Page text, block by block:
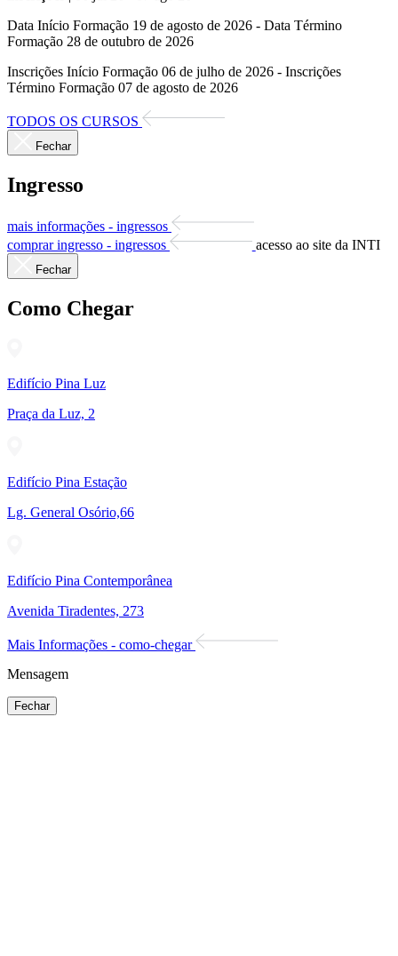
Data Início Formação 19 de agosto de 2026 - Data Término
Formação 28 de outubro de 2026
Inscrições Início Formação 06 de julho de 2026 - Inscrições
Término Formação 07 de agosto de 2026
TODOS OS CURSOS
Fechar
Ingresso
mais informações - ingressos
comprar ingresso - ingressos
acesso ao site da INTI
Fechar
Como Chegar
Edifício Pina Luz
Praça da Luz, 2
Edifício Pina Estação
Lg. General Osório,66
Edifício Pina Contemporânea
Avenida Tiradentes, 273
Mais Informações - como-chegar
Mensagem
Fechar